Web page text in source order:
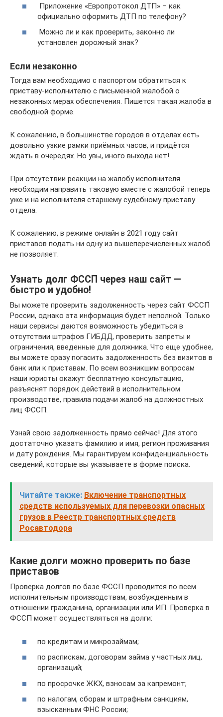
Приложение «Европротокол ДТП» – как
официально оформить ДТП по телефону?
Можно ли и как проверить, законно ли
установлен дорожный знак?
Если незаконно
Тогда вам необходимо с паспортом обратиться к
приставу-исполнителю с письменной жалобой о
незаконных мерах обеспечения. Пишется такая жалоба в
свободной форме.
К сожалению, в большинстве городов в отделах есть
довольно узкие рамки приёмных часов, и придётся
ждать в очередях. Но увы, иного выхода нет!
При отсутствии реакции на жалобу исполнителя
необходим направить таковую вместе с жалобой теперь
уже и на исполнителя старшему судебному приставу
отдела.
К сожалению, в режиме онлайн в 2021 году сайт
приставов подать ни одну из вышеперечисленных жалоб
не позволяет.
Узнать долг ФССП через наш сайт —
быстро и удобно!
Вы можете проверить задолженность через сайт ФССП
России, однако эта информация будет неполной. Только
наши сервисы даются возможность убедиться в
отсутствии штрафов ГИБДД, проверить запреты и
ограничения, введенные для должника. Что еще удобнее,
вы можете сразу погасить задолженность без визитов в
банк или к приставам. По всем возникшим вопросам
наши юристы окажут бесплатную консультацию,
разъяснят порядок действий в исполнительном
производстве, правила подачи жалоб на должностных
лиц ФССП.
Узнай свою задолженность прямо сейчас! Для этого
достаточно указать фамилию и имя, регион проживания
и дату рождения. Мы гарантируем конфиденциальность
сведений, которые вы указываете в форме поиска.
Читайте также: Включение транспортных
средств используемых для перевозки опасных
грузов в Реестр транспортных средств
Росавтодора
Какие долги можно проверить по базе
приставов
Проверка долгов по базе ФССП проводится по всем
исполнительным производствам, возбужденным в
отношении гражданина, организации или ИП. Проверка в
ФССП может осуществляться на долги:
по кредитам и микрозаймам;
по распискам, договорам займа у частных лиц,
организаций;
по просрочке ЖКХ, взносам за капремонт;
по налогам, сборам и штрафным санкциям,
взысканным ФНС России;